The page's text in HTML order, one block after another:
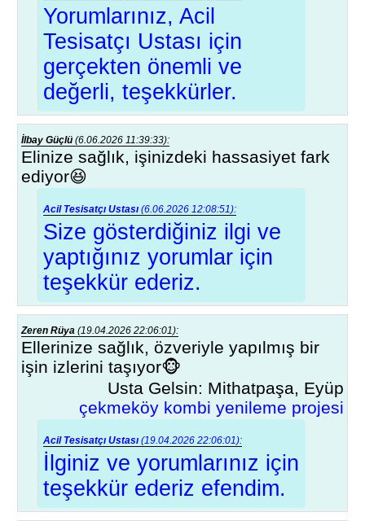
Yorumlarınız, Acil
Tesisatçı Ustası için
gerçekten önemli ve
değerli, teşekkürler.
İlbay Güçlü (6.06.2026 11:39:33):
Elinize sağlık, işinizdeki hassasiyet fark
ediyor😆
Acil Tesisatçı Ustası (6.06.2026 12:08:51):
Size gösterdiğiniz ilgi ve
yaptığınız yorumlar için
teşekkür ederiz.
Zeren Rüya (19.04.2026 22:06:01):
Ellerinize sağlık, özveriyle yapılmış bir
işin izlerini taşıyor🐵
Usta Gelsin: Mithatpaşa, Eyüp
çekmeköy kombi yenileme projesi
Acil Tesisatçı Ustası (19.04.2026 22:06:01):
İlginiz ve yorumlarınız için
teşekkür ederiz efendim.